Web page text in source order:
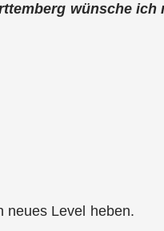
wünsche
neues Level heben.